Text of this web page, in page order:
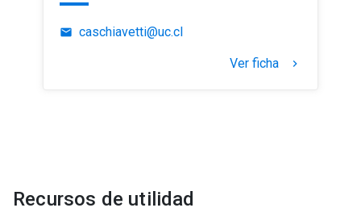
email caschiavetti@uc.cl
Ver ficha keyboard_arrow_right
Recursos de utilidad